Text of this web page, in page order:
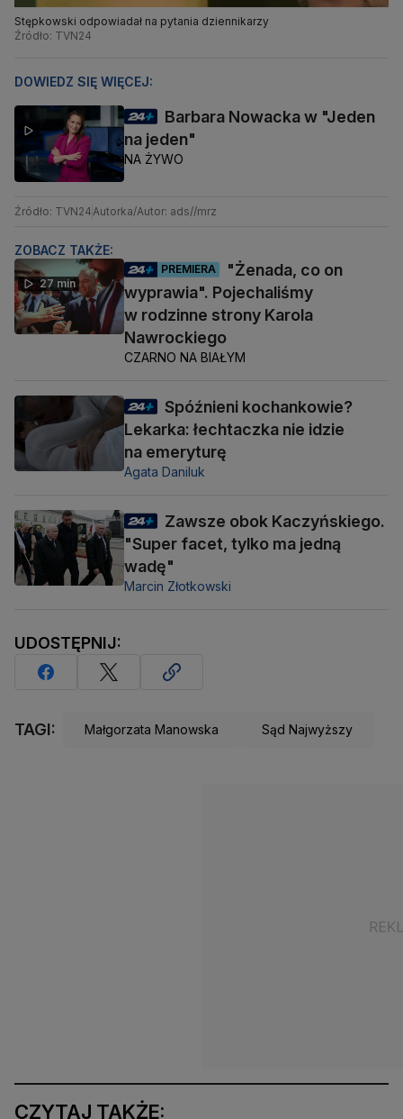
Stępkowski odpowiadał na pytania dziennikarzy
Źródło: TVN24
DOWIEDZ SIĘ WIĘCEJ:
Barbara Nowacka w "Jeden
na jeden"
NA ŻYWO
Źródło: TVN24 Autorka/Autor: ads//mrz
ZOBACZ TAKŻE:
27 min
PREMIERA
"Żenada, co on
wyprawia". Pojechaliśmy
w rodzinne strony Karola
Nawrockiego
CZARNO NA BIAŁYM
Spóźnieni kochankowie?
Lekarka: łechtaczka nie idzie
na emeryturę
Agata Daniluk
Zawsze obok Kaczyńskiego.
"Super facet, tylko ma jedną
wadę"
Marcin Złotkowski
UDOSTĘPNIJ:
TAGI: Małgorzata Manowska Sąd Najwyższy
CZYTAJ TAKŻE: